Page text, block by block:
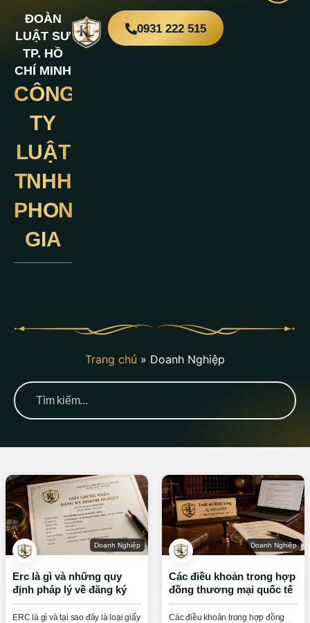
ĐOÀN
LUẬT SƯ
TP. HỒ
CHÍ MINH
CÔNG
TY
LUẬT
TNHH
PHONG
GIA
0931 222 515
Trang chủ » Doanh Nghiệp
Doanh Nghiệp
Erc là gì và những quy
định pháp lý về đăng ký
doanh nghiệp
ERC là gì và tại sao đây là loại giấy
Doanh Nghiệp
Các điều khoản trong hợp
đồng thương mại quốc tế
cốt lõi nhất
Các điều khoản trong hợp đồng